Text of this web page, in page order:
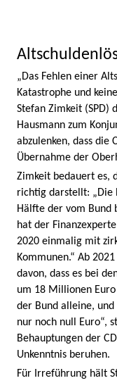
„Das Fehlen einer
Katastrophe und
Stefan Zimkeit (SPD)
Hausmann zum
abzulenken, dass die
Übernahme der
Zimkeit bedauert es,
richtig darstellt: „Die
Hälfte der vom Bund
hat der
2020 einmalig mit
Kommunen.“ Ab
davon, dass es bei
um 18 Millionen
der Bund alleine,
nur noch null Euro“,
Behauptungen der
Unkenntnis beruhen.
Für Irreführung hält